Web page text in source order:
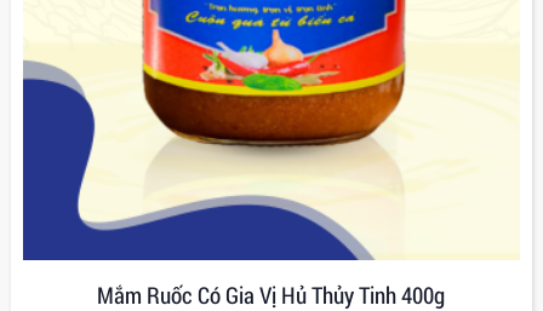
Mắm Ruốc Nguyên Chất Hương Trung Hủ 200g